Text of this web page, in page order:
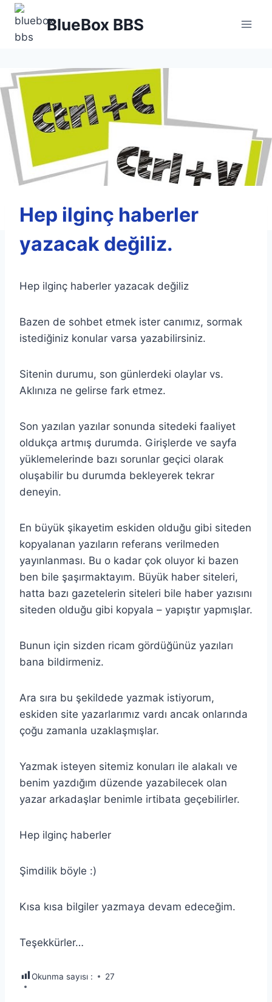
Skip
content
BlueBox BBS
Hep ilginç haberler
yazacak değiliz.
Hep ilginç haberler yazacak değiliz
Bazen de sohbet etmek ister canımız, sormak
istediğiniz konular varsa yazabilirsiniz.
Sitenin durumu, son günlerdeki olaylar vs.
Aklınıza ne gelirse fark etmez.
Son yazılan yazılar sonunda sitedeki faaliyet
oldukça artmış durumda. Girişlerde ve sayfa
yüklemelerinde bazı sorunlar geçici olarak
oluşabilir bu durumda bekleyerek tekrar
deneyin.
En büyük şikayetim eskiden olduğu gibi siteden
kopyalanan yazıların referans verilmeden
yayınlanması. Bu o kadar çok oluyor ki bazen
ben bile şaşırmaktayım. Büyük haber siteleri,
hatta bazı gazetelerin siteleri bile haber yazısını
siteden olduğu gibi kopyala – yapıştır yapmışlar.
Bunun için sizden ricam gördüğünüz yazıları
bana bildirmeniz.
Ara sıra bu şekildede yazmak istiyorum,
eskiden site yazarlarımız vardı ancak onlarında
çoğu zamanla uzaklaşmışlar.
Yazmak isteyen sitemiz konuları ile alakalı ve
benim yazdığım düzende yazabilecek olan
yazar arkadaşlar benimle irtibata geçebilirler.
Hep ilginç haberler
Şimdilik böyle :)
Kısa kısa bilgiler yazmaya devam edeceğim.
Teşekkürler…
Okunma sayısı : 27